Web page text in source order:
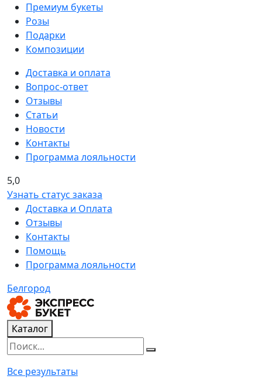
Премиум букеты
Розы
Подарки
Композиции
Доставка и оплата
Вопрос-ответ
Отзывы
Статьи
Новости
Контакты
Программа лояльности
5,0
Узнать статус заказа
Доставка и Оплата
Отзывы
Контакты
Помощь
Программа лояльности
Белгород
Каталог
Все результаты